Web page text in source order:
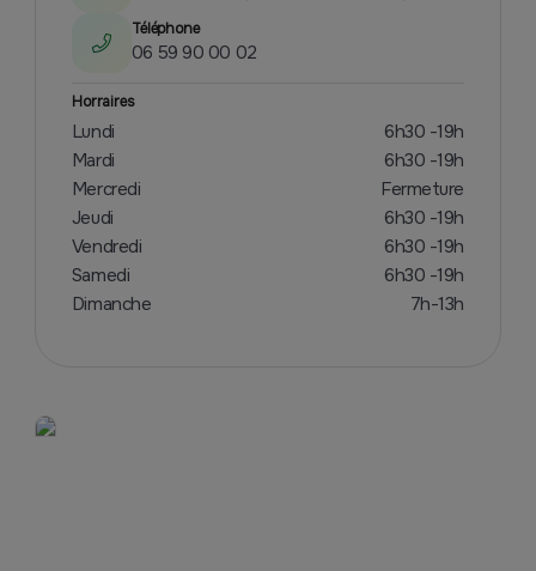
Téléphone
06 59 90 00 02
Horraires
Lundi
6h30 -19h
Mardi
6h30 -19h
Mercredi
Fermeture
Jeudi
6h30 -19h
Vendredi
6h30 -19h
Samedi
6h30 -19h
Dimanche
7h-13h